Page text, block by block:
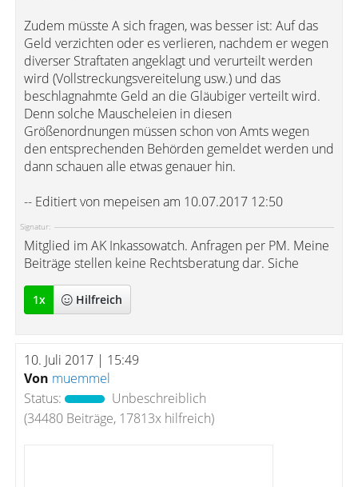
Zudem müsste A sich fragen, was besser ist: Auf das
Geld verzichten oder es verlieren, nachdem er wegen
diverser Straftaten angeklagt und verurteilt werden
wird (Vollstreckungsvereitelung usw.) und das
beschlagnahmte Geld an die Gläubiger verteilt wird.
Denn solche Mauscheleien in diesen
Größenordnungen müssen schon von Amts wegen
den entsprechenden Behörden gemeldet werden und
dann schauen alle etwas genauer hin.
-- Editiert von mepeisen am 10.07.2017 12:50
Signatur:
Mitglied im AK Inkassowatch. Anfragen per PM. Meine
Beiträge stellen keine Rechtsberatung dar. Siche
1x Hilfreich
10. Juli 2017 | 15:49
Von muemmel
Status:
Unbeschreiblich
(34480 Beiträge, 17813x hilfreich)